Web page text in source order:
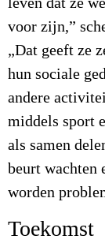
voor zijn,”
„Dat geeft ze
hun sociale
andere
middels sport
als samen
beurt wachten
worden
Toekomst